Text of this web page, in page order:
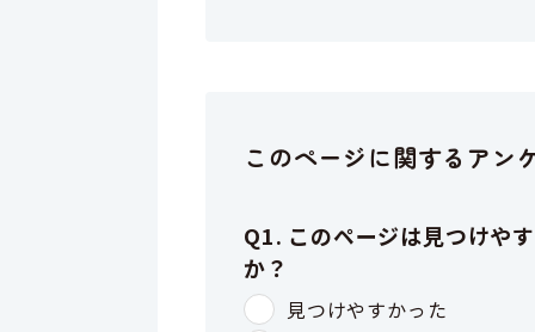
このページに関するアン